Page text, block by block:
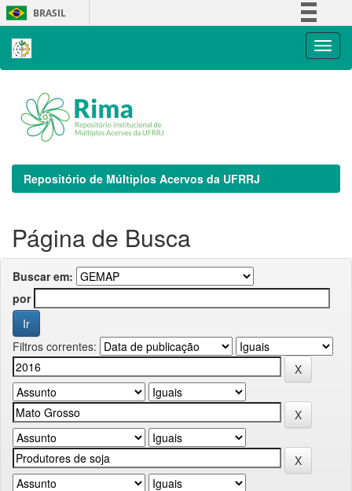
Skip
navigation
BRASIL
Repositório de Múltiplos Acervos da UFRRJ
Página de Busca
Buscar em:
por
Filtros correntes: